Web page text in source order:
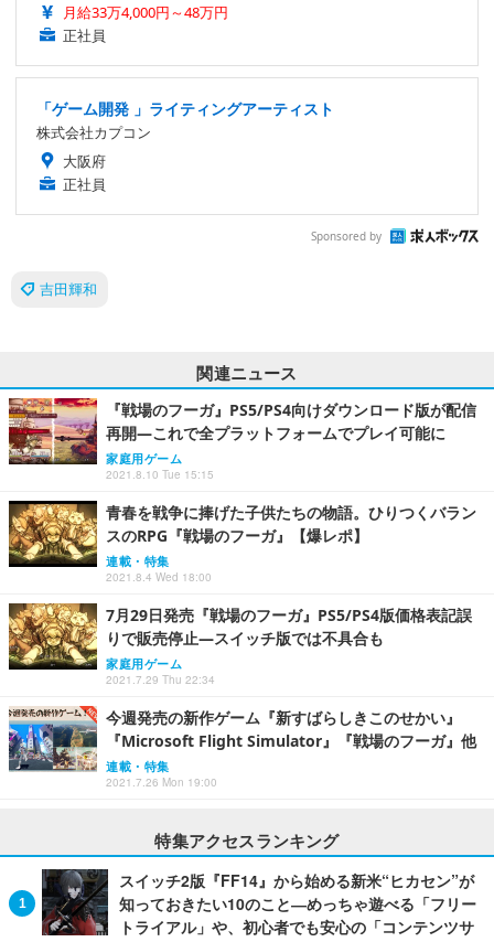
月給33万4,000円～48万円
正社員
「ゲーム開発 」ライティングアーティスト
株式会社カプコン
大阪府
正社員
Sponsored by
吉田輝和
関連ニュース
『戦場のフーガ』PS5/PS4向けダウンロード版が配信
再開―これで全プラットフォームでプレイ可能に
家庭用ゲーム
2021.8.10 Tue 15:15
青春を戦争に捧げた子供たちの物語。ひりつくバラン
スのRPG『戦場のフーガ』【爆レポ】
連載・特集
2021.8.4 Wed 18:00
7月29日発売『戦場のフーガ』PS5/PS4版価格表記誤
りで販売停止―スイッチ版では不具合も
家庭用ゲーム
2021.7.29 Thu 22:34
今週発売の新作ゲーム『新すばらしきこのせかい』
『Microsoft Flight Simulator』『戦場のフーガ』他
連載・特集
2021.7.26 Mon 19:00
特集アクセスランキング
スイッチ2版『FF14』から始める新米“ヒカセン”が
知っておきたい10のこと―めっちゃ遊べる「フリー
トライアル」や、初心者でも安心の「コンテンツサ